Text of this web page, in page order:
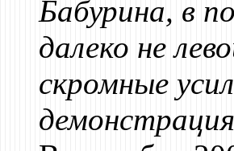
Бабурина, в
далеко не
скромные